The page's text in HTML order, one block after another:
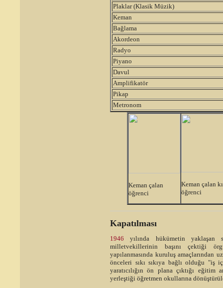
Plaklar (Klasik Müzik)
Keman
Bağlama
Akordeon
Radyo
Piyano
Davul
Amplifikatör
Pikap
Metronom
Keman çalan
öğrenci
Keman çalan
öğrenci
Kapatılması
1946 yılında hükümetin yaklaşan
milletvekillerinin başını çektiği
yapılanmasında kuruluş amaçlarından
önceleri sıkı sıkıya bağlı olduğu "iş
yaratıcılığın ön plana çıktığı eğitim
yerleştiği öğretmen okullarına